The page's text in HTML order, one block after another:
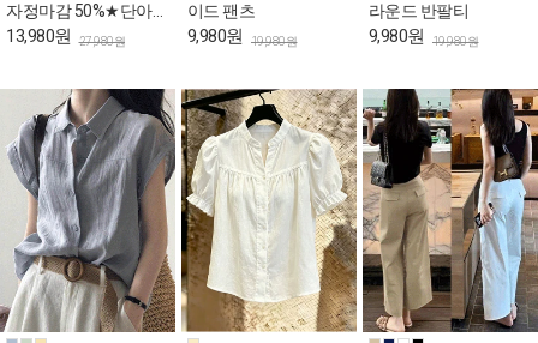
자정마감 50%★단아한
퍼플 리본랩 퍼프 블라
13,980원 27,980원
이드 팬츠
9,980원 19,980원
라운드 반팔티
9,980원 19,980원